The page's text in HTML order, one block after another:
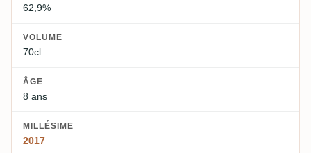
62,9%
VOLUME
70cl
ÂGE
8 ans
MILLÉSIME
2017